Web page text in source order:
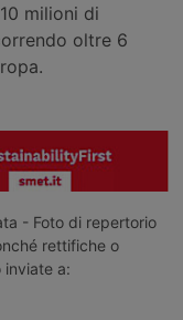
milioni di
oltre 6
- Foto di repertorio
rettifiche o
inviate a: